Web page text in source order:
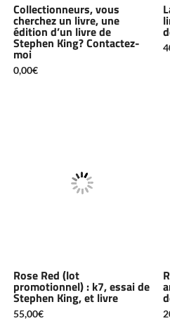
Collectionneurs, vous
cherchez un livre, une
édition d’un livre de
Stephen King? Contactez-
moi
0,00€
Rose Red (lot
promotionnel) : k7, essai de
Stephen King, et livre
55,00€